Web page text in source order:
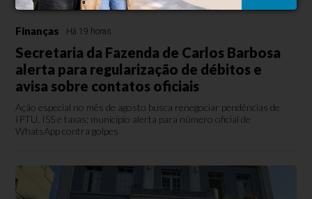
Finanças Há 19 horas
Secretaria da Fazenda de Carlos Barbosa
alerta para regularização de débitos e
avisa sobre contatos oficiais
Ação especial no mês de agosto busca renegociar pendências de
IPTU, ISS e taxas; município alerta para número oficial de
WhatsApp contra golpes